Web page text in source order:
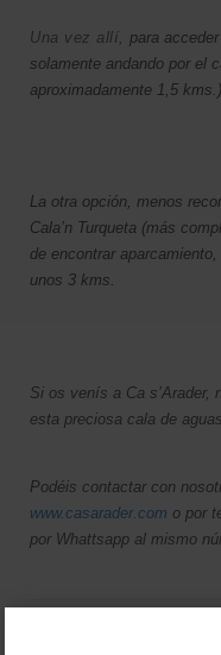
Una vez allí, para
solamente andando por el
aproximadamente 1,5
La otra opción, menos
Cala’n Turqueta (más
de encontrar
unos 3 kms.
Si os venís a Ca s’Arader,
esta preciosa cala de
Podéis contactar con
www.casarader.com o por
por Whattsapp al mismo